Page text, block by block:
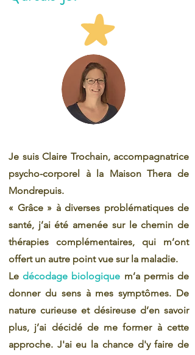
Je suis Claire Trochain, accompagnatrice
psycho-corporel à la Maison Thera de
Mondrepuis.
« Grâce » à diverses problématiques de
santé, j’ai été amenée sur le chemin de
thérapies complémentaires, qui m’ont
offert un autre point vue sur la maladie.
Ledécodage biologique m’a permis de
donner du sens à mes symptômes. De
nature curieuse et désireuse d’en savoir
plus, j’ai décidé de me former à cette
approche. J'ai eu la chance d'y faire de